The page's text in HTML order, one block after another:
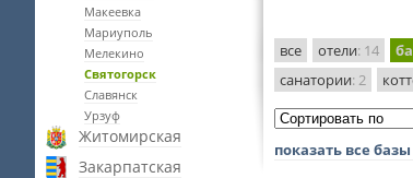
Макеевка
Мариуполь
Мелекино
Святогорск
Славянск
Урзуф
Житомирская
Закарпатская
все отели: 14
санатории: 2
показать все